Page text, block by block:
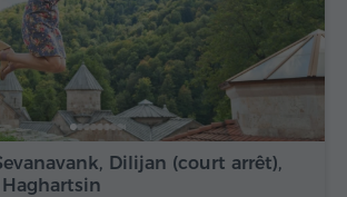
Dilijan (court arrêt),